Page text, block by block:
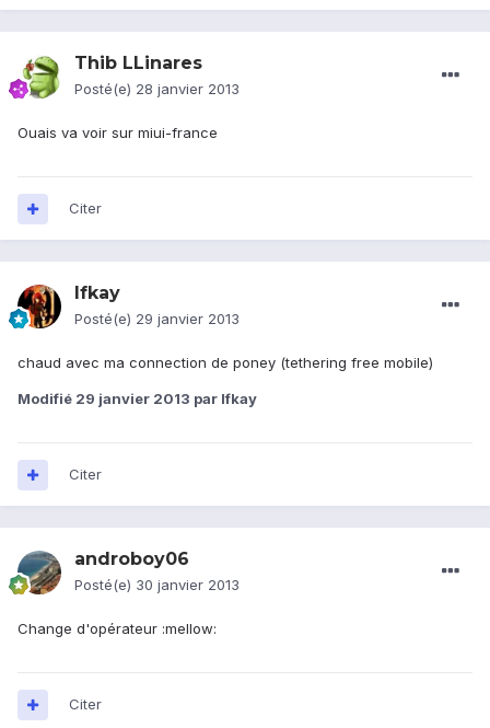
Thib LLinares
Posté(e) 28 janvier 2013
Ouais va voir sur miui-france
Citer
Ifkay
Posté(e) 29 janvier 2013
chaud avec ma connection de poney (tethering free mobile)
Modifié 29 janvier 2013 par Ifkay
Citer
androboy06
Posté(e) 30 janvier 2013
Change d'opérateur :mellow:
Citer